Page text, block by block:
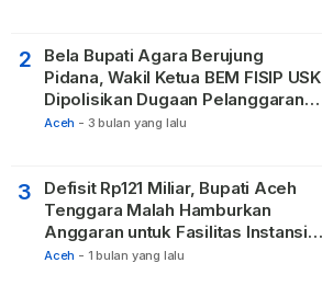
2
Bela Bupati Agara Berujung
Pidana, Wakil Ketua BEM FISIP USK
Dipolisikan Dugaan Pelanggaran
Privasi dan UU ITE
Aceh - 3 bulan yang lalu
3
Defisit Rp121 Miliar, Bupati Aceh
Tenggara Malah Hamburkan
Anggaran untuk Fasilitas Instansi
Vertikal
Aceh - 1 bulan yang lalu